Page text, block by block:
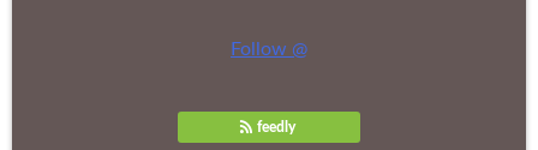
Follow @
feedly